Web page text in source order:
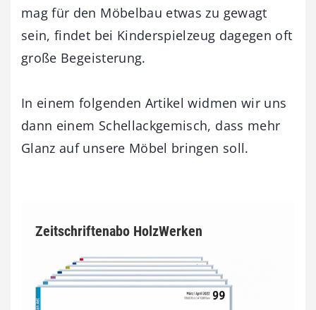
mag für den Möbelbau etwas zu gewagt
sein, findet bei Kinderspielzeug dagegen oft
große Begeisterung.
In einem folgenden Artikel widmen wir uns
dann einem Schellackgemisch, dass mehr
Glanz auf unsere Möbel bringen soll.
Zeitschriftenabo HolzWerken